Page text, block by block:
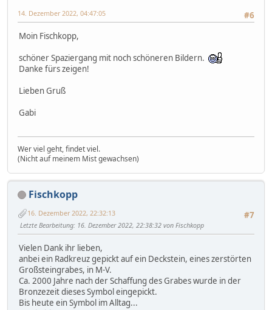
#6
14. Dezember 2022, 04:47:05
Moin Fischkopp,
schöner Spaziergang mit noch schöneren Bildern.
Danke fürs zeigen!
Lieben Gruß
Gabi
Wer viel geht, findet viel.
(Nicht auf meinem Mist gewachsen)
Fischkopp
#7
16. Dezember 2022, 22:32:13
Letzte Bearbeitung: 16. Dezember 2022, 22:38:32 von Fischkopp
Vielen Dank ihr lieben,
anbei ein Radkreuz gepickt auf ein Deckstein, eines zerstörten
Großsteingrabes, in M-V.
Ca. 2000 Jahre nach der Schaffung des Grabes wurde in der
Bronzezeit dieses Symbol eingepickt.
Bis heute ein Symbol im Alltag...